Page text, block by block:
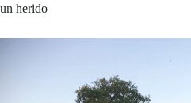
un herido